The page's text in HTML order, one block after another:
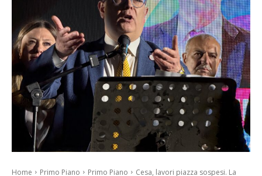
Home Primo Piano Primo Piano
Cesa, lavori piazza sospesi. La